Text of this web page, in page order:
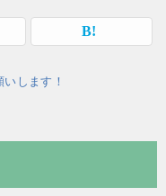
します！